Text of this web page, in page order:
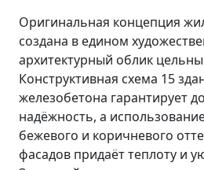
Оригинальная концепция
создана в едином
архитектурный облик
Конструктивная схема 15
железобетона гарантирует
надёжность, а
бежевого и коричневого
фасадов придаёт теплоту и